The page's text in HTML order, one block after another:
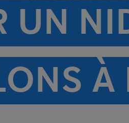
UN
À